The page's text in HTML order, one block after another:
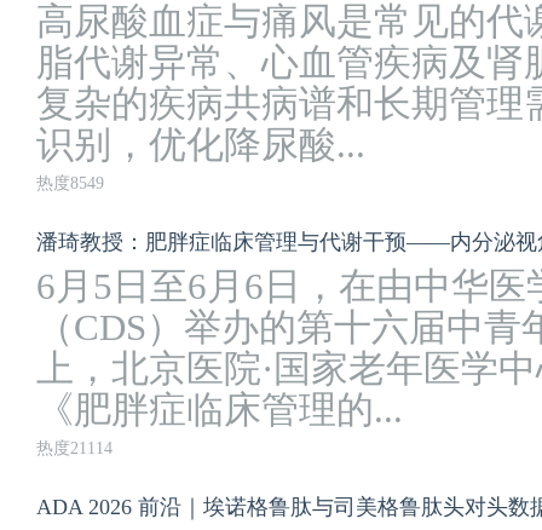
高尿酸血症与痛风是常见的代
脂代谢异常、心血管疾病及
复杂的疾病共病谱和长期管理
识别，优化降尿酸...
热度8549
潘琦教授：肥胖症临床管理与代谢干预——内分泌视
6月5日至6月6日，在由中华
（CDS）举办的第十六届中
上，北京医院·国家老年医学
《肥胖症临床管理的...
热度21114
ADA 2026 前沿｜埃诺格鲁肽与司美格鲁肽头对头